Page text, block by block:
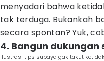
menyadari bahwa
tak terduga. Bukankah
secara spontan? Yuk,
4. Bangun dukungan
Ilustrasi tips supaya gak takut